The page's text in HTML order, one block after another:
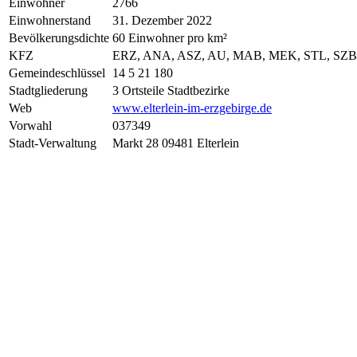
Einwohnerstand
31. Dezember 2022
Bevölkerungsdichte 60 Einwohner pro km²
KFZ
ERZ, ANA, ASZ, AU, MAB, MEK, STL,
Gemeindeschlüssel
14 5 21 180
Stadtgliederung
3 Ortsteile Stadtbezirke
Web
www.elterlein-im-erzgebirge.de
Vorwahl
037349
Stadt-Verwaltung
Markt 28 09481 Elterlein